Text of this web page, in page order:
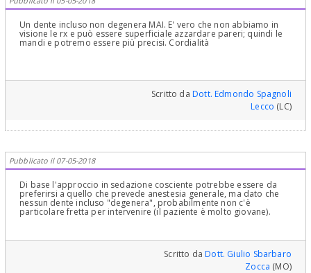
Un dente incluso non degenera MAI. E' vero che non abbiamo in
visione le rx e può essere superficiale azzardare pareri; quindi le
mandi e potremo essere più precisi. Cordialità
Scritto daDott. Edmondo Spagnoli
Lecco (LC)
Pubblicato il 07-05-2018
Di base l'approccio in sedazione cosciente potrebbe essere da
preferirsi a quello che prevede anestesia generale, ma dato che
nessun dente incluso "degenera", probabilmente non c'è
particolare fretta per intervenire (il paziente è molto giovane).
Scritto daDott. Giulio Sbarbaro
Zocca (MO)